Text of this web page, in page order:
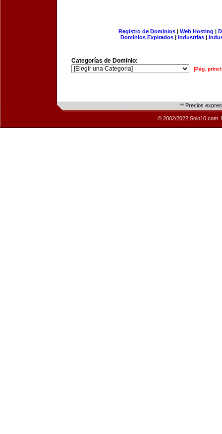
Registro de Dominios| Web Hosting |
Dominios Expirados | Industrias |
Categorías de Dominio:
[Pág.
** Precios
© 2002/2022 Solo10.com